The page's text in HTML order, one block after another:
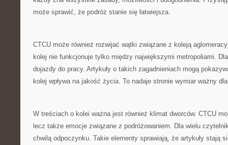
może sprawić, że podróż stanie się łatwiejsza.
CTCU może również rozwijać wątki związane z koleją
kolej nie funkcjonuje tylko między największymi metropoliami.
dojazdy do pracy. Artykuły o takich zagadnieniach mogą
kolej wpływa na jakość życia. To nadaje stronie wymiar ważny
W treściach o kolei ważna jest również klimat dworców. CTCU
lecz także emocje związane z podróżowaniem. Dla wielu
chwilą odpoczynku. Takie elementy sprawiają, że artykuły stają